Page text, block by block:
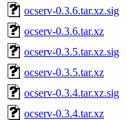
ocserv-0.3.6.tar.xz.sig
ocserv-0.3.6.tar.xz
ocserv-0.3.5.tar.xz.sig
ocserv-0.3.5.tar.xz
ocserv-0.3.4.tar.xz.sig
ocserv-0.3.4.tar.xz